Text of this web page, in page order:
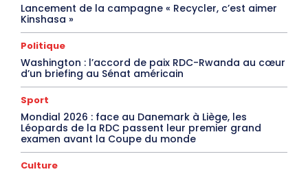
Lancement de la campagne « Recycler, c’est aimer
Kinshasa »
Politique
Washington : l’accord de paix RDC-Rwanda au cœur
d’un briefing au Sénat américain
Sport
Mondial 2026 : face au Danemark à Liège, les
Léopards de la RDC passent leur premier grand
examen avant la Coupe du monde
Culture